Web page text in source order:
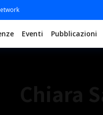
Eventi Pubblicazioni